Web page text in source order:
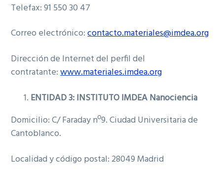
Telefax: 91 550 30 47
Correo electrónico:contacto.materiales@imdea.org
Dirección de Internet del perfil del
contratante:www.materiales.imdea.org
ENTIDAD 3: INSTITUTO IMDEA Nanociencia
Domicilio: C/ Faraday nº9. Ciudad Universitaria de
Cantoblanco.
Localidad y código postal: 28049 Madrid